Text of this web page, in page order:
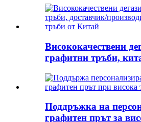
Висококачествени
графитни тръби,
Поддръжка на
графитен прът за